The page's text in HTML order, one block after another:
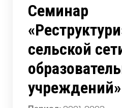
Семинар
сельской
учреждений»